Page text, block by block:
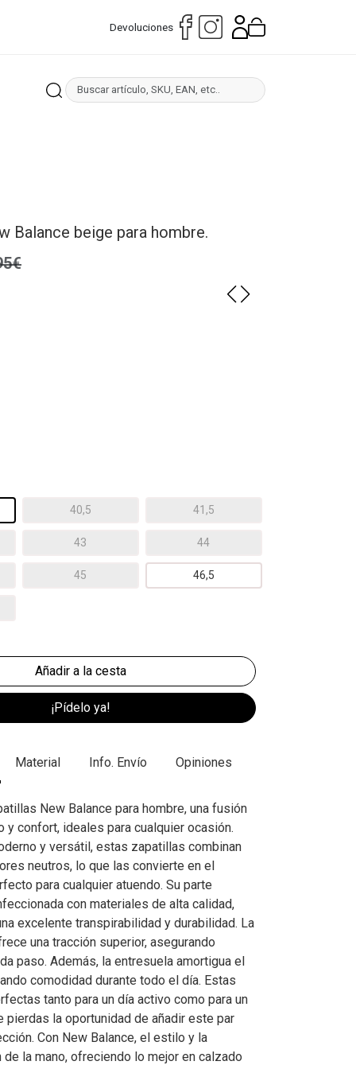
Devoluciones
Balance beige para hombre.
40,5 41,5
43 44
45 46,5
¡Pídelo ya!
Material Info. Envío Opiniones
New Balance para hombre, una fusión
confort, ideales para cualquier ocasión.
y versátil, estas zapatillas combinan
neutros, lo que las convierte en el
para cualquier atuendo. Su parte
con materiales de alta calidad,
excelente transpirabilidad y durabilidad. La
una tracción superior, asegurando
paso. Además, la entresuela amortigua el
comodidad durante todo el día. Estas
tanto para un día activo como para un
pierdas la oportunidad de añadir este par
Con New Balance, el estilo y la
de la mano, ofreciendo lo mejor en calzado